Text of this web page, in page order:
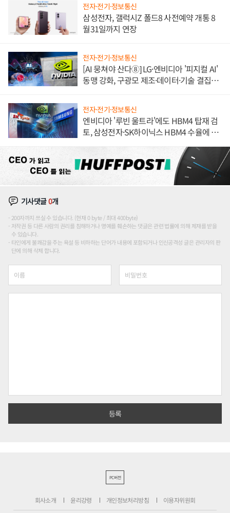
전자·전기·정보통신
삼성전자, 갤럭시Z 폴드8 사전예약 개통 8
월31일까지 연장
전자·전기·정보통신
[AI 뭉쳐야 산다⑧] LG·엔비디아 '피지컬 AI'
동맹 강화, 구광모 제조·데이터·기술 결집
전자·전기·정보통신
엔비디아 '루빈 울트라'에도 HBM4 탑재 검
토, 삼성전자·SK하이닉스 HBM4 수율에 주
기사댓글0개
200자까지 쓰실 수 있습니다. (현재 0 byte / 최대 400byte)
저작권 등 다른 사람의 권리를 침해하거나 명예를 훼손하는 댓글은 관련 법률에 의해 제재를 받을
수 있습니다.
타인에게 불쾌감을 주는 욕설 등 비하하는 단어가 내용에 포함되거나 인신공격성 글은 관리자의 판
단에 의해 삭제 합니다.
PC버전
회사소개 윤리강령 개인정보처리방침 이용자위원회